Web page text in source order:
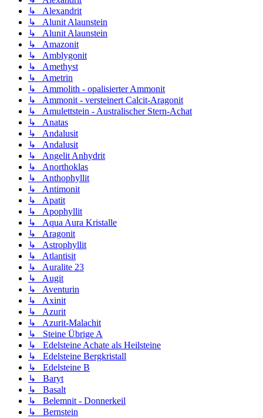
↳ Alexandrit
↳ Alunit Alaunstein
↳ Alunit Alaunstein
↳ Amazonit
↳ Amblygonit
↳ Amethyst
↳ Ametrin
↳ Ammolith - opalisierter Ammonit
↳ Ammonit - versteinert Calcit-Aragonit
↳ Amulettstein - Australischer Stern-Achat
↳ Anatas
↳ Andalusit
↳ Andalusit
↳ Angelit Anhydrit
↳ Anorthoklas
↳ Anthophyllit
↳ Antimonit
↳ Apatit
↳ Apophyllit
↳ Aqua Aura Kristalle
↳ Aragonit
↳ Astrophyllit
↳ Atlantisit
↳ Auralite 23
↳ Augit
↳ Aventurin
↳ Axinit
↳ Azurit
↳ Azurit-Malachit
↳ Steine Übrige A
↳ Edelsteine Achate als Heilsteine
↳ Edelsteine Bergkristall
↳ Edelsteine B
↳ Baryt
↳ Basalt
↳ Belemnit - Donnerkeil
↳ Bernstein